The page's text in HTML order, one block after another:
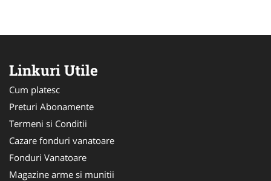
Linkuri Utile
Cum platesc
Preturi Abonamente
Termeni si Conditii
Cazare fonduri vanatoare
Fonduri Vanatoare
Magazine arme si munitii